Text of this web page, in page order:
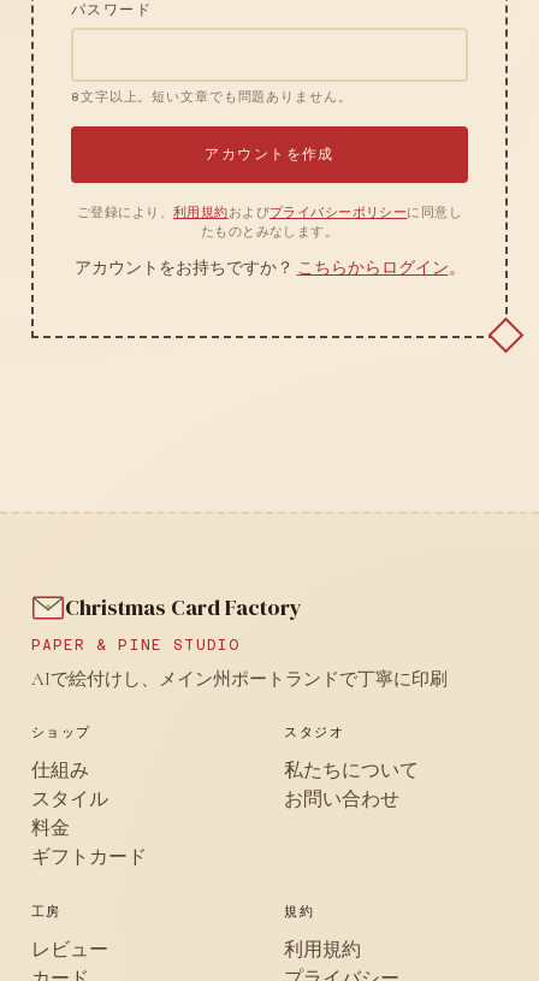
パスワード
8文字以上。短い文章でも問題ありません。
アカウントを作成
ご登録により、 利用規約およびプライバシーポリシーに同意し
たものとみなします。
アカウントをお持ちですか？ こちらからログイン。
Christmas Card Factory
PAPER & PINE STUDIO
AIで絵付けし、メイン州ポートランドで丁寧に印刷
ショップ
仕組み
スタイル
料金
ギフトカード
スタジオ
私たちについて
お問い合わせ
工房
レビュー
規約
利用規約